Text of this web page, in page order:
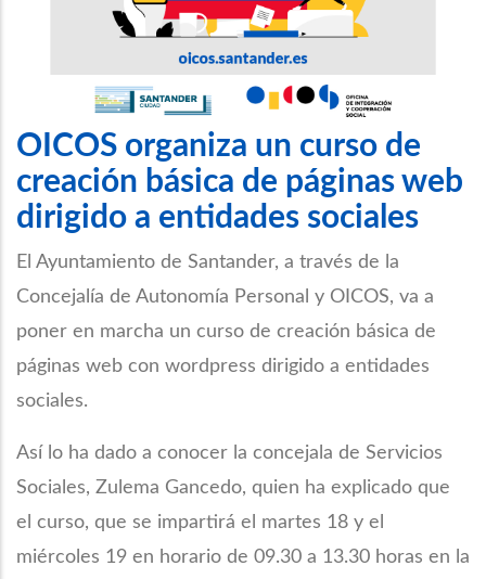
OICOS organiza un curso de
creación básica de páginas web
dirigido a entidades sociales
El Ayuntamiento de Santander, a través de la
Concejalía de Autonomía Personal y OICOS, va a
poner en marcha un curso de creación básica de
páginas web con wordpress dirigido a entidades
sociales.
Así lo ha dado a conocer la concejala de Servicios
Sociales, Zulema Gancedo, quien ha explicado que
el curso, que se impartirá el martes 18 y el
miércoles 19 en horario de 09.30 a 13.30 horas en la